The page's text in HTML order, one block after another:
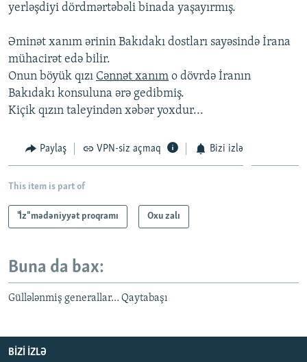
yerləşdiyi dördmərtəbəli binada yaşayırmış.
Əminət xanım ərinin Bakıdakı dostları sayəsində İrana
mühacirət edə bilir.
Onun böyük qızı Cənnət xanım o dövrdə İranın
Bakıdakı konsuluna ərə gedibmiş.
Kiçik qızın taleyindən xəbər yoxdur...
Paylaş VPN-siz açmaq Bizi izlə
This item is part of
"İz" mədəniyyət proqramı Oxu zalı
Buna da bax:
Güllələnmiş generallar… Qaytabaşı
BIZI IZLƏ